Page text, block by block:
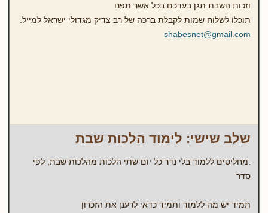
וזכות השבת תגן בעדכם בכל אשר תפנו
תוכלו לשלוח שמות לקבלת ברכה של רב צדיק מגדולי ישראל למייל:
shabesnet@gmail.com
שלב שישי: לימוד הלכות שבת
.מחליטים ללמוד בלי נדר כל יום שתי הלכות מהלכות שבת, לפי
סדר
תמיד יש מה ללמוד ותמיד כדאי לרענן את הזכרון